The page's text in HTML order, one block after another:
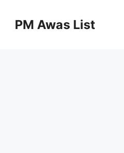
PM Awas List